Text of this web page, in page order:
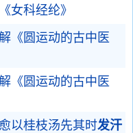
《女科经纶》
《圆运动的古中医
《圆运动的古中医
以桂枝汤先其时发汗